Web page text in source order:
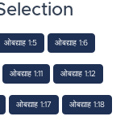
ओबद्याह 1:5 ओबद्याह 1:6
ओबद्याह 1:11 ओबद्याह 1:12
ओबद्याह 1:17 ओबद्याह 1:18